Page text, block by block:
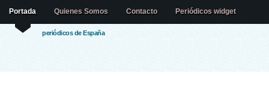
periódicos de España
Portada Quienes Somos Contacto Periódicos widget